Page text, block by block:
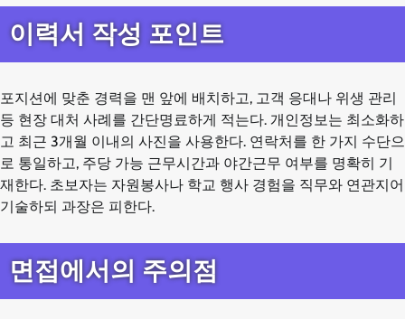
이력서 작성 포인트
포지션에 맞춘 경력을 맨 앞에 배치하고, 고객 응대나 위생 관리
등 현장 대처 사례를 간단명료하게 적는다. 개인정보는 최소화하
고 최근 3개월 이내의 사진을 사용한다. 연락처를 한 가지 수단으
로 통일하고, 주당 가능 근무시간과 야간근무 여부를 명확히 기
재한다. 초보자는 자원봉사나 학교 행사 경험을 직무와 연관지어
기술하되 과장은 피한다.
면접에서의 주의점